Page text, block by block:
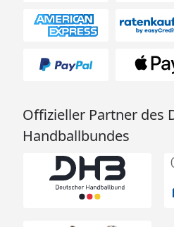
Offizieller Partner des
Handballbundes